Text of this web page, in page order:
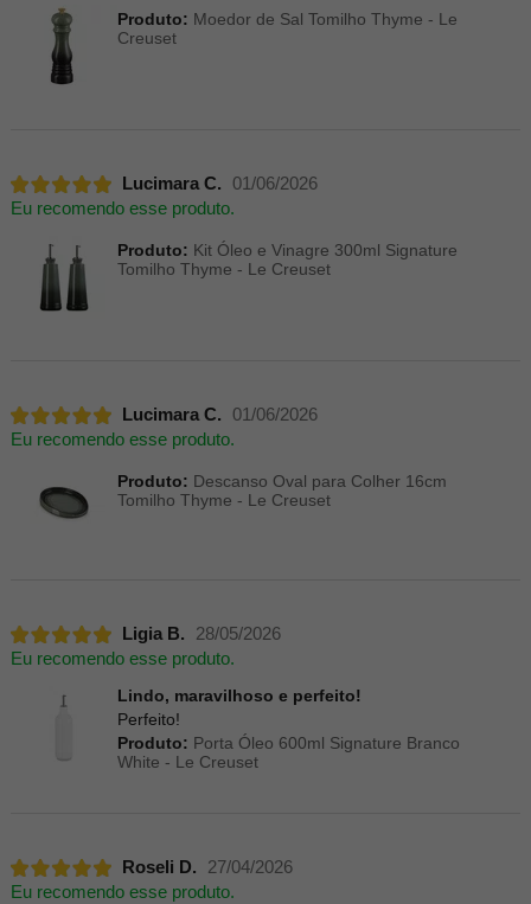
Produto: Moedor de Sal Tomilho Thyme - Le
Creuset
Lucimara C.
01/06/2026
Eu recomendo esse produto.
Produto: Kit Óleo e Vinagre 300ml Signature
Tomilho Thyme - Le Creuset
Lucimara C.
01/06/2026
Eu recomendo esse produto.
Produto: Descanso Oval para Colher 16cm
Tomilho Thyme - Le Creuset
Ligia B.
28/05/2026
Eu recomendo esse produto.
Lindo, maravilhoso e perfeito!
Perfeito!
Produto: Porta Óleo 600ml Signature Branco
White - Le Creuset
Roseli D.
27/04/2026
Eu recomendo esse produto.